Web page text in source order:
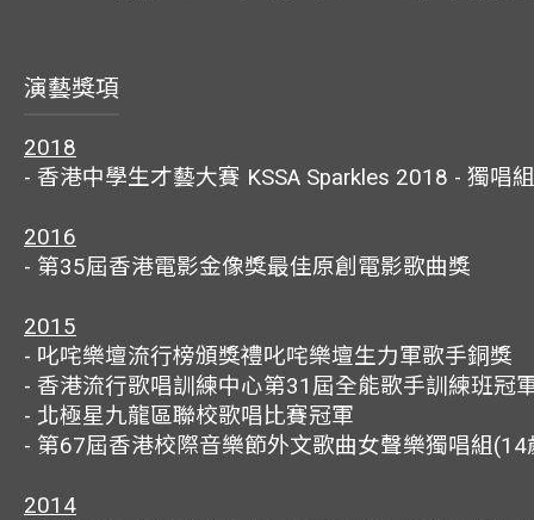
演藝獎項
2018
- 香港中學生才藝大賽 KSSA Sparkles 2018 - 獨唱
2016
- 第35屆香港電影金像獎最佳原創電影歌曲獎
2015
- 叱咤樂壇流行榜頒獎禮叱咤樂壇生力軍歌手銅獎
- 香港流行歌唱訓練中心第31屆全能歌手訓練班冠
- 北極星九龍區聯校歌唱比賽冠軍
- 第67屆香港校際音樂節外文歌曲女聲樂獨唱組
2014